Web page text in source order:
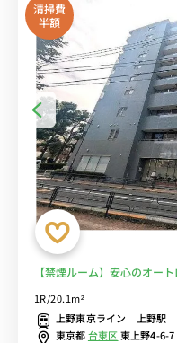
清掃費
半額
【禁煙ルーム】安心のオー
部屋/上野駅まで徒歩4分の
1R/20.1m²
上野東京ライン 上野駅
東京都台東区東上野4-6-7